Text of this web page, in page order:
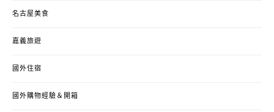
名古屋美食
嘉義旅遊
國外住宿
國外購物經驗＆開箱